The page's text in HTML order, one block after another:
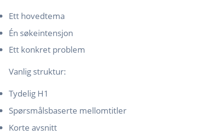
Ett hovedtema
Én søkeintensjon
Ett konkret problem
Vanlig struktur:
Tydelig H1
Spørsmålsbaserte mellomtitler
Korte avsnitt